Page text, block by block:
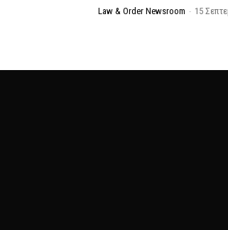
Law & Order Newsroom - 15